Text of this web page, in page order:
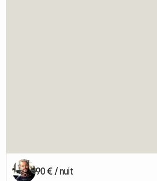
90 € / nuit